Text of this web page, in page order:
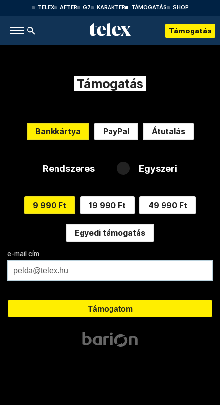
TELEX AFTER G7 KARAKTER TÁMOGATÁS SHOP
Támogatás
Támogatás
Bankkártya PayPal Átutalás
Rendszeres Egyszeri
9 990 Ft 19 990 Ft 49 990 Ft
Egyedi támogatás
e-mail cím